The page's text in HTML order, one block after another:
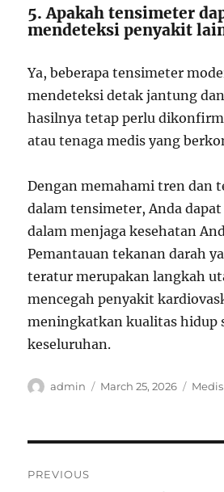
5. Apakah tensimeter
mendeteksi penyakit
Ya, beberapa tensimeter
mendeteksi detak jantung
hasilnya tetap perlu
atau tenaga medis yang
Dengan memahami tren dan
dalam tensimeter, Anda
dalam menjaga kesehatan
Pemantauan tekanan darah
teratur merupakan langkah
mencegah penyakit
meningkatkan kualitas hidup
keseluruhan.
Author
admin
Posted
March 25, 2026 Medis
PREVIOUS